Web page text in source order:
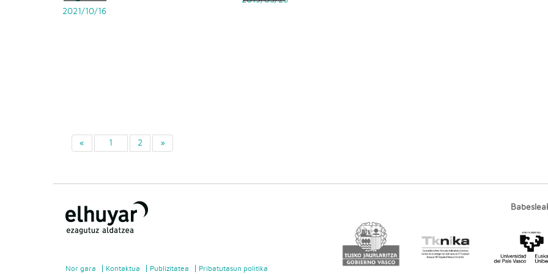
2021/10/16
« 1 2 »
Nor gara Kontaktua Publizitatea Pribatutasun politika